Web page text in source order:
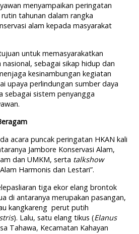
menyampaikan peringatan
tahunan dalam rangka
alam kepada masyarakat
untuk memasyarakatkan
nasional, sebagai sikap hidup dan
kesinambungan kegiatan
upaya perlindungan sumber daya
sebagai sistem penyangga
acara puncak peringatan HKAN kali
Jambore Konservasi Alam,
dan UMKM, serta talkshow
Harmonis dan Lestari”.
tiga ekor elang brontok
di antaranya merupakan pasangan,
kangkareng perut putih
). Lalu, satu elang tikus (Elanus
Tahawa, Kecamatan Kahayan